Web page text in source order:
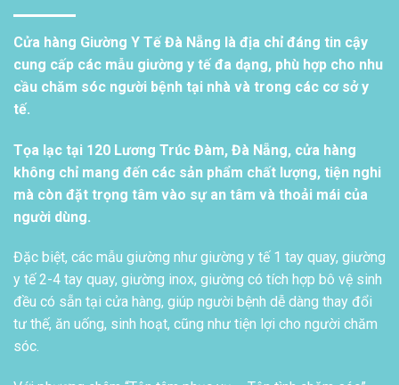
Cửa hàng Giường Y Tế Đà Nẵng là địa chỉ đáng tin cậy
cung cấp các mẫu giường y tế đa dạng, phù hợp cho nhu
cầu chăm sóc người bệnh tại nhà và trong các cơ sở y
tế.
Tọa lạc tại 120 Lương Trúc Đàm, Đà Nẵng, cửa hàng
không chỉ mang đến các sản phẩm chất lượng, tiện nghi
mà còn đặt trọng tâm vào sự an tâm và thoải mái của
người dùng.
Đặc biệt, các mẫu giường như giường y tế 1 tay quay, giường
y tế 2-4 tay quay, giường inox, giường có tích hợp bô vệ sinh
đều có sẵn tại cửa hàng, giúp người bệnh dễ dàng thay đổi
tư thế, ăn uống, sinh hoạt, cũng như tiện lợi cho người chăm
sóc.